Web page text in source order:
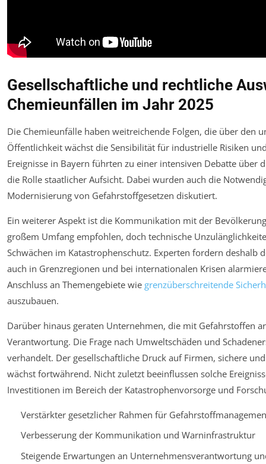
Gesellschaftliche und rechtliche
Chemieunfällen im Jahr 2025
Die Chemieunfälle haben weitreichende Folgen, die über den
Öffentlichkeit wächst die Sensibilität für industrielle Risiken
Ereignisse in Bayern führten zu einer intensiven Debatte über
die Rolle staatlicher Aufsicht. Dabei wurden auch die
Modernisierung von Gefahrstoffgesetzen diskutiert.
Ein weiterer Aspekt ist die Kommunikation mit der
großem Umfang empfohlen, doch technische
Schwächen im Katastrophenschutz. Experten fordern deshalb
auch in Grenzregionen und bei internationalen Krisen
Anschluss an Themengebiete wie grenzüberschreitende
auszubauen.
Darüber hinaus geraten Unternehmen, die mit Gefahrstoffen
Verantwortung. Die Frage nach Umweltschäden und
verhandelt. Der gesellschaftliche Druck auf Firmen, sichere
wächst fortwährend. Nicht zuletzt beeinflussen solche
Investitionen im Bereich der Katastrophenvorsorge und
Verstärkter gesetzlicher Rahmen für
Verbesserung der Kommunikation und Warninfrastruktur
Steigende Erwartungen an Unternehmensverantwortung